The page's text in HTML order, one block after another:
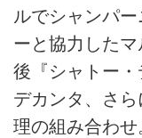
ルでシャンパ
ーと協力した
後『シャトー
デカンタ、さ
理の組み合わ